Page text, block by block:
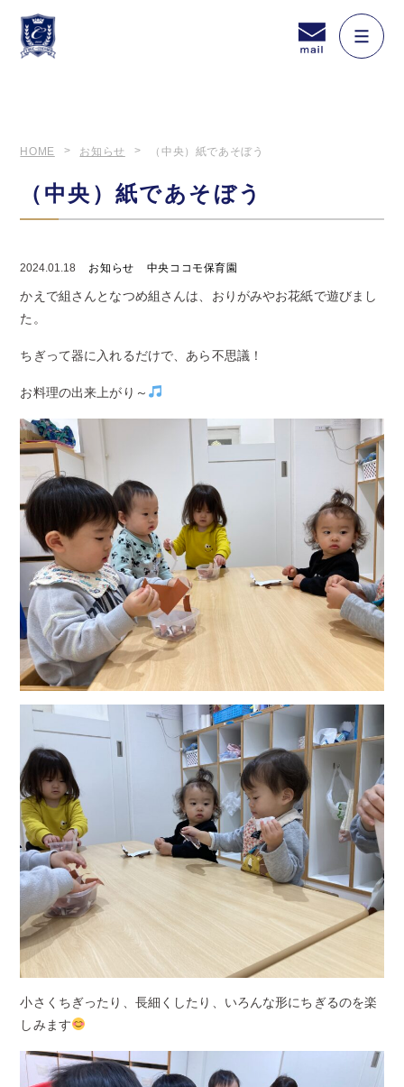
HOME お知らせ （中央）紙であそぼう
（中央）紙であそぼう
2024.01.18 お知らせ 中央ココモ保育園
かえで組さんとなつめ組さんは、おりがみやお花紙で遊びまし
た。
ちぎって器に入れるだけで、あら不思議！
お料理の出来上がり～
小さくちぎったり、長細くしたり、いろんな形にちぎるのを楽
しみます